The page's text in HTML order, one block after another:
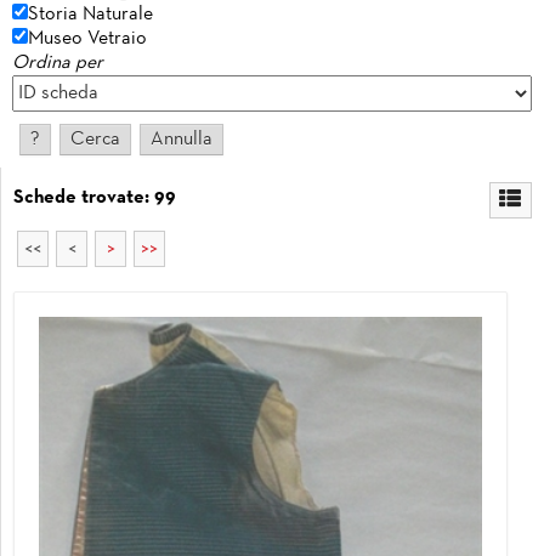
Storia Naturale
Museo Vetraio
Ordina per
Schede trovate: 99
<< < > >>